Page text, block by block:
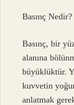
Basınç Nedir?
Basınç, bir
alanına
büyüklüktür.
kuvvetin
anlatmak